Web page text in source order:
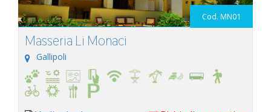
Cod. MN01
Masseria Li Monaci
Gallipoli